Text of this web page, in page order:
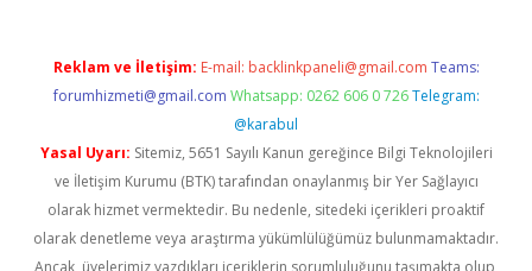
Reklam ve İletişim: E-mail: backlinkpaneli@gmail.com Teams:
forumhizmeti@gmail.com Whatsapp: 0262 606 0 726 Telegram:
@karabul
Yasal Uyarı: Sitemiz, 5651 Sayılı Kanun gereğince Bilgi Teknolojileri
ve İletişim Kurumu (BTK) tarafından onaylanmış bir Yer Sağlayıcı
olarak hizmet vermektedir. Bu nedenle, sitedeki içerikleri proaktif
olarak denetleme veya araştırma yükümlülüğümüz bulunmamaktadır.
Ancak, üyelerimiz yazdıkları içeriklerin sorumluluğunu taşımakta olup,